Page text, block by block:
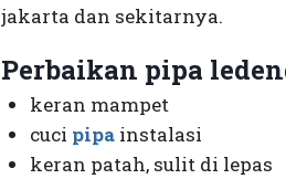
jakarta dan sekitarnya.
Perbaikan pipa
keran mampet
cuci pipainstalasi
keran patah, sulit di lepas